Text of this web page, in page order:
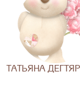
ТАТЬЯНА